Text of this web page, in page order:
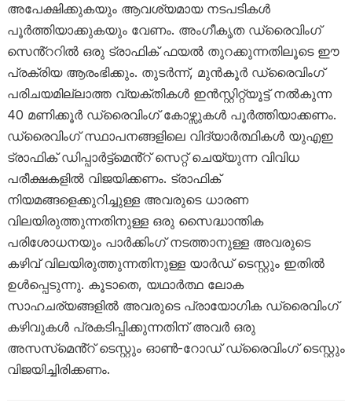
അപേക്ഷിക്കുകയും ആവശ്യമായ നടപടികൾ
പൂർത്തിയാക്കുകയും വേണം. അംഗീകൃത ഡ്രൈവിംഗ്
സെൻ്ററിൽ ഒരു ട്രാഫിക് ഫയൽ തുറക്കുന്നതിലൂടെ ഈ
പ്രക്രിയ ആരംഭിക്കും. തുടർന്ന്, മുൻകൂർ ഡ്രൈവിംഗ്
പരിചയമില്ലാത്ത വ്യക്തികൾ ഇൻസ്റ്റിറ്റ്യൂട്ട് നൽകുന്ന
40 മണിക്കൂർ ഡ്രൈവിംഗ് കോഴ്സുകൾ പൂർത്തിയാക്കണം.
ഡ്രൈവിംഗ് സ്ഥാപനങ്ങളിലെ വിദ്യാർത്ഥികൾ യുഎഇ
ട്രാഫിക് ഡിപ്പാർട്ട്മെൻ്റ് സെറ്റ് ചെയ്യുന്ന വിവിധ
പരീക്ഷകളിൽ വിജയിക്കണം. ട്രാഫിക്
നിയമങ്ങളെക്കുറിച്ചുള്ള അവരുടെ ധാരണ
വിലയിരുത്തുന്നതിനുള്ള ഒരു സൈദ്ധാന്തിക
പരിശോധനയും പാർക്കിംഗ് നടത്താനുള്ള അവരുടെ
കഴിവ് വിലയിരുത്തുന്നതിനുള്ള യാർഡ് ടെസ്റ്റും ഇതിൽ
ഉൾപ്പെടുന്നു. കൂടാതെ, യഥാർത്ഥ ലോക
സാഹചര്യങ്ങളിൽ അവരുടെ പ്രായോഗിക ഡ്രൈവിംഗ്
കഴിവുകൾ പ്രകടിപ്പിക്കുന്നതിന് അവർ ഒരു
അസസ്‌മെൻ്റ് ടെസ്റ്റും ഓൺ-റോഡ് ഡ്രൈവിംഗ് ടെസ്റ്റും
വിജയിച്ചിരിക്കണം.